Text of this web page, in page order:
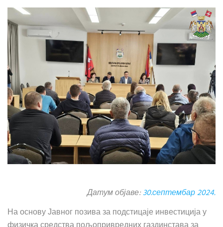
Датум објаве:30.септембар 2024.
На основу Јавног позива за подстицаје инвестиција у